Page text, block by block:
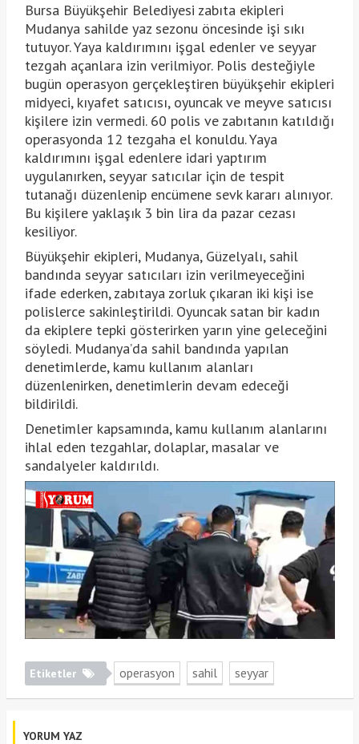
Bursa Büyükşehir Belediyesi zabıta ekipleri
Mudanya sahilde yaz sezonu öncesinde işi sıkı
tutuyor. Yaya kaldırımını işgal edenler ve seyyar
tezgah açanlara izin verilmiyor. Polis desteğiyle
bugün operasyon gerçekleştiren büyükşehir ekipleri
midyeci, kıyafet satıcısı, oyuncak ve meyve satıcısı
kişilere izin vermedi. 60 polis ve zabıtanın katıldığı
operasyonda 12 tezgaha el konuldu. Yaya
kaldırımını işgal edenlere idari yaptırım
uygulanırken, seyyar satıcılar için de tespit
tutanağı düzenlenip encümene sevk kararı alınıyor.
Bu kişilere yaklaşık 3 bin lira da pazar cezası
kesiliyor.
Büyükşehir ekipleri, Mudanya, Güzelyalı, sahil
bandında seyyar satıcıları izin verilmeyeceğini
ifade ederken, zabıtaya zorluk çıkaran iki kişi ise
polislerce sakinleştirildi. Oyuncak satan bir kadın
da ekiplere tepki gösterirken yarın yine geleceğini
söyledi. Mudanya’da sahil bandında yapılan
denetimlerde, kamu kullanım alanları
düzenlenirken, denetimlerin devam edeceği
bildirildi.
Denetimler kapsamında, kamu kullanım alanlarını
ihlal eden tezgahlar, dolaplar, masalar ve
sandalyeler kaldırıldı.
Etiketler operasyon sahil seyyar
YORUM YAZ